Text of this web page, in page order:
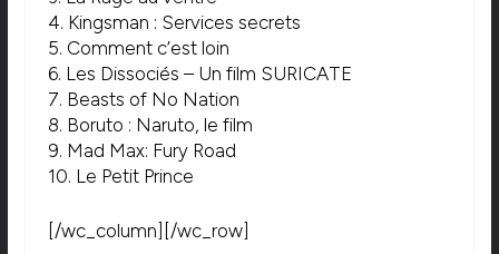
4. Kingsman : Services secrets
5. Comment c’est loin
6. Les Dissociés – Un film SURICATE
7. Beasts of No Nation
8. Boruto : Naruto, le film
9. Mad Max: Fury Road
10. Le Petit Prince
[/wc_column][/wc_row]